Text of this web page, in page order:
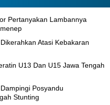
Pertanyakan Lambannya
Atasi Kebakaran
U13 Dan U15 Jawa Tengah
Posyandu
Stunting